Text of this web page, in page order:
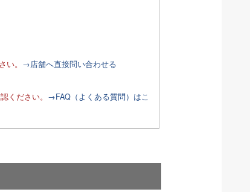
。 →店舗へ直接問い合わせる
ください。 →FAQ（よくある質問）はこ